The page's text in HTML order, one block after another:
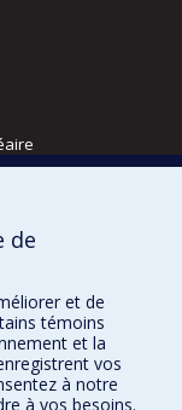
de
et de
témoins
et la
vos
à notre
à vos besoins.